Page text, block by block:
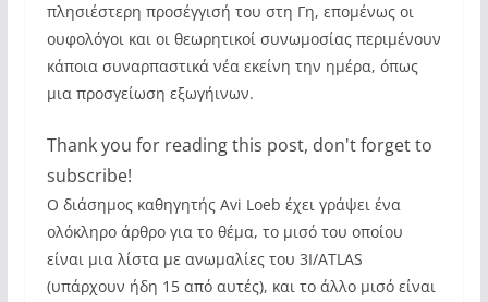
πλησιέστερη προσέγγισή του στη Γη, επομένως οι
ουφολόγοι και οι θεωρητικοί συνωμοσίας περιμένουν
κάποια συναρπαστικά νέα εκείνη την ημέρα, όπως
μια προσγείωση εξωγήινων.
Thank you for reading this post, don't forget to
subscribe!
Ο διάσημος καθηγητής Avi Loeb έχει γράψει ένα
ολόκληρο άρθρο για το θέμα, το μισό του οποίου
είναι μια λίστα με ανωμαλίες του 3I/ATLAS
(υπάρχουν ήδη 15 από αυτές), και το άλλο μισό είναι